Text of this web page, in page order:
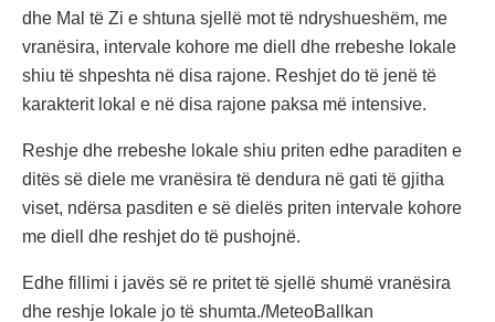
dhe Mal të Zi e shtuna sjellë mot të ndryshueshëm, me
vranësira, intervale kohore me diell dhe rrebeshe lokale
shiu të shpeshta në disa rajone. Reshjet do të jenë të
karakterit lokal e në disa rajone paksa më intensive.
Reshje dhe rrebeshe lokale shiu priten edhe paraditen e
ditës së diele me vranësira të dendura në gati të gjitha
viset, ndërsa pasditen e së dielës priten intervale kohore
me diell dhe reshjet do të pushojnë.
Edhe fillimi i javës së re pritet të sjellë shumë vranësira
dhe reshje lokale jo të shumta./MeteoBallkan